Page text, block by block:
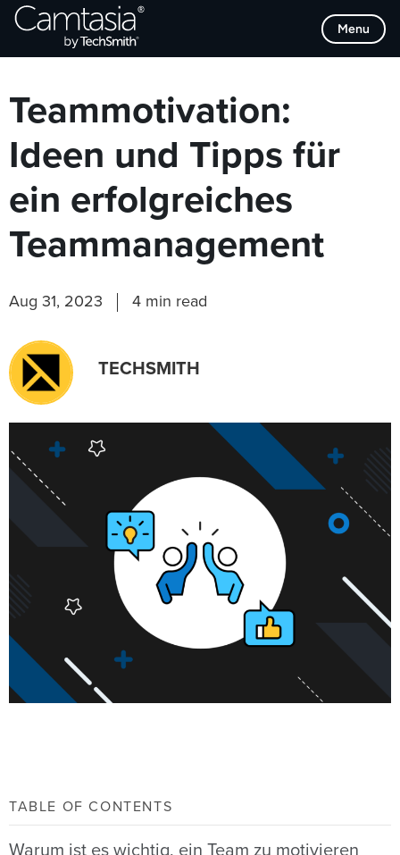
Direkt
zum
Menu
Browse Categories
Teammotivation:
Ideen und Tipps für
ein erfolgreiches
Teammanagement
Aug 31, 2023 4 min read
TECHSMITH
TABLE OF CONTENTS
Warum ist es wichtig, ein Team zu motivieren